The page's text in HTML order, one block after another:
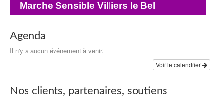
Marche Sensible Villiers le Bel
Agenda
Il n'y a aucun événement à venir.
Voir le calendrier
Nos clients, partenaires, soutiens